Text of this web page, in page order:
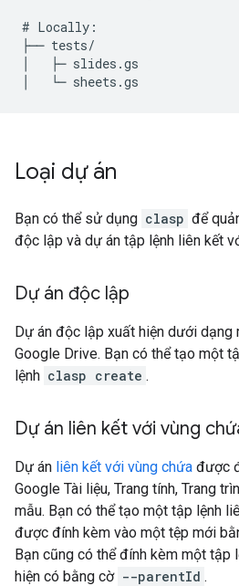
# Locally:
├── tests/
│   ├─ slides.gs
Loại dự án
Bạn có thể sử dụng clasp để
độc lập và dự án tập lệnh liên kết
Dự án độc lập
Dự án độc lập xuất hiện dưới
Google Drive. Bạn có thể tạo một
lệnh clasp create .
Dự án liên kết với vùng
Dự án liên kết với vùng chứa được
Google Tài liệu, Trang tính, Trang
mẫu. Bạn có thể tạo một tập lệnh
được đính kèm vào một tệp mới
Bạn cũng có thể đính kèm một tập
hiện có bằng cờ --parentId .